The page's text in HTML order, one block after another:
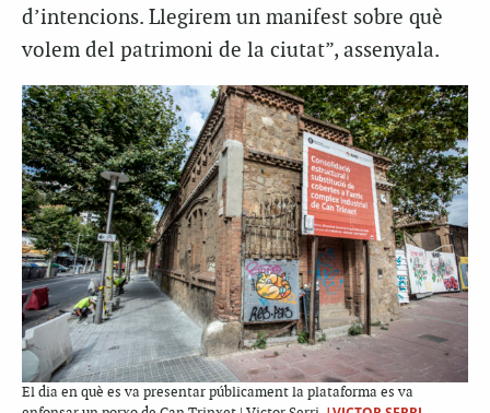
d’intencions. Llegirem un manifest sobre què
volem del patrimoni de la ciutat”, assenyala.
El dia en què es va presentar públicament la plataforma es va